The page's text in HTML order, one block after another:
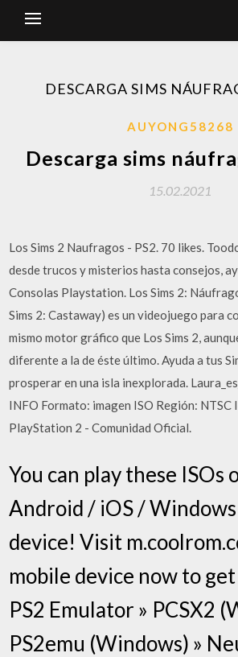
DESCARGA SIMS
AUYONG58268
Descarga sims
15.02.2021
Los Sims 2 Naufragos - PS2. 70 likes.
desde trucos y misterios hasta consejos,
Consolas Playstation. Los Sims 2:
Sims 2: Castaway) es un videojuego para
mismo motor gráfico que Los Sims 2,
diferente a la de éste último. Ayuda a tus
prosperar en una isla inexplorada.
INFO Formato: imagen ISO Región: NTSC
PlayStation 2 - Comunidad Oficial.
You can play these ISOs
Android / iOS /
device! Visit
mobile device now to
PS2 Emulator » PCSX2
PS2emu (Windows) »